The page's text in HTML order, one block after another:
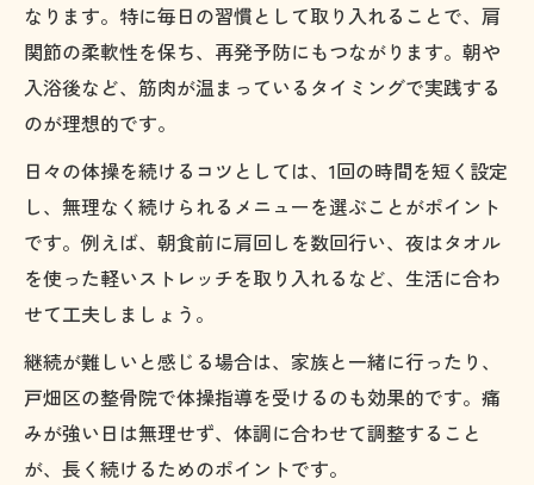
五十肩体操中に痛みを感じた時の対処法
五十肩で体操を続ける際の安全ポイント
五十肩の動かし方で避けたい間違いとは
五十肩ケアによる悪化リスクを減らすため
に
戸畑区で五十肩相談先を探すポイント
五十肩相談先選びで重視すべきポイントと
は
五十肩で信頼できる相談先を見極めるコツ
五十肩のリハビリ体制を持つ施設の特徴
五十肩の相談先選びで口コミを活用する方
なります。特に毎日の習慣として取り入れることで、肩
関節の柔軟性を保ち、再発予防にもつながります。朝や
入浴後など、筋肉が温まっているタイミングで実践する
のが理想的です。
日々の体操を続けるコツとしては、1回の時間を短く設定
し、無理なく続けられるメニューを選ぶことがポイント
です。例えば、朝食前に肩回しを数回行い、夜はタオル
を使った軽いストレッチを取り入れるなど、生活に合わ
せて工夫しましょう。
継続が難しいと感じる場合は、家族と一緒に行ったり、
戸畑区の整骨院で体操指導を受けるのも効果的です。痛
みが強い日は無理せず、体調に合わせて調整すること
が、長く続けるためのポイントです。